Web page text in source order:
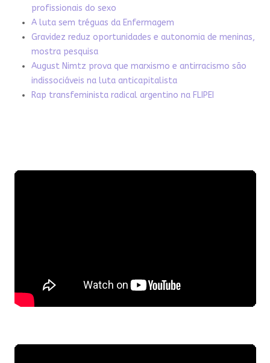
profissionais do sexo
A luta sem tréguas da Enfermagem
Gravidez reduz oportunidades e autonomia de meninas,
mostra pesquisa
August Nimtz prova que marxismo e antirracismo são
indissociáveis na luta anticapitalista
Rap transfeminista radical argentino na FLIPEI